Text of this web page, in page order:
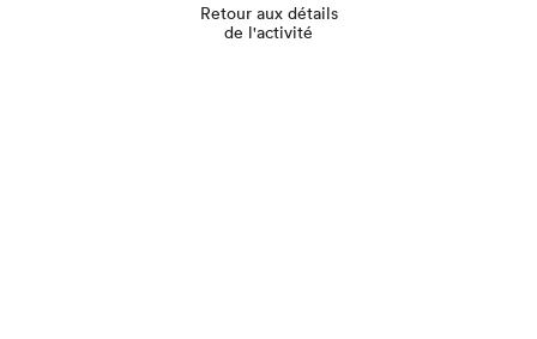
Retour aux détails
de l'activité